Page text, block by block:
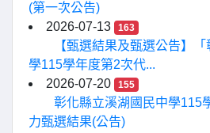
(第一次公告)
2026-07-13
163
【甄選結果及甄選公告】
學115學年度第2次代...
2026-07-20
155
彰化縣立溪湖國民中學115
力甄選結果(公告)